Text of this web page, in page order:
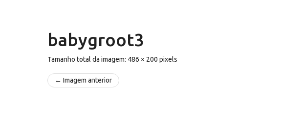
babygroot3
Tamanho total da imagem: 486 × 200 pixels
← Imagem anterior